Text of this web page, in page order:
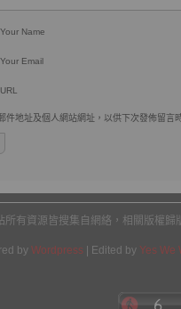
Your Name
Your Email
URL
件地址及個人網站網址，以供下次發佈留言
所有資源皆搜集自網絡，相關版權
by Wordpress | Edited by Yes We